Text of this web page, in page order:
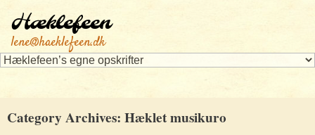
Hæklefeen
lene@haeklefeen.dk
Category Archives: Hæklet musikuro